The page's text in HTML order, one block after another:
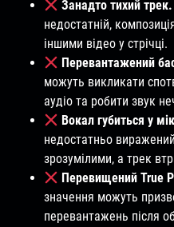
Занадто тихий трек.
недостатній,
іншими відео у стрічці.
Перевантажений
можуть викликати
аудіо та робити звук
Вокал губиться у
недостатньо
зрозумілими, а трек
Перевищений True
значення можуть
перевантажень після